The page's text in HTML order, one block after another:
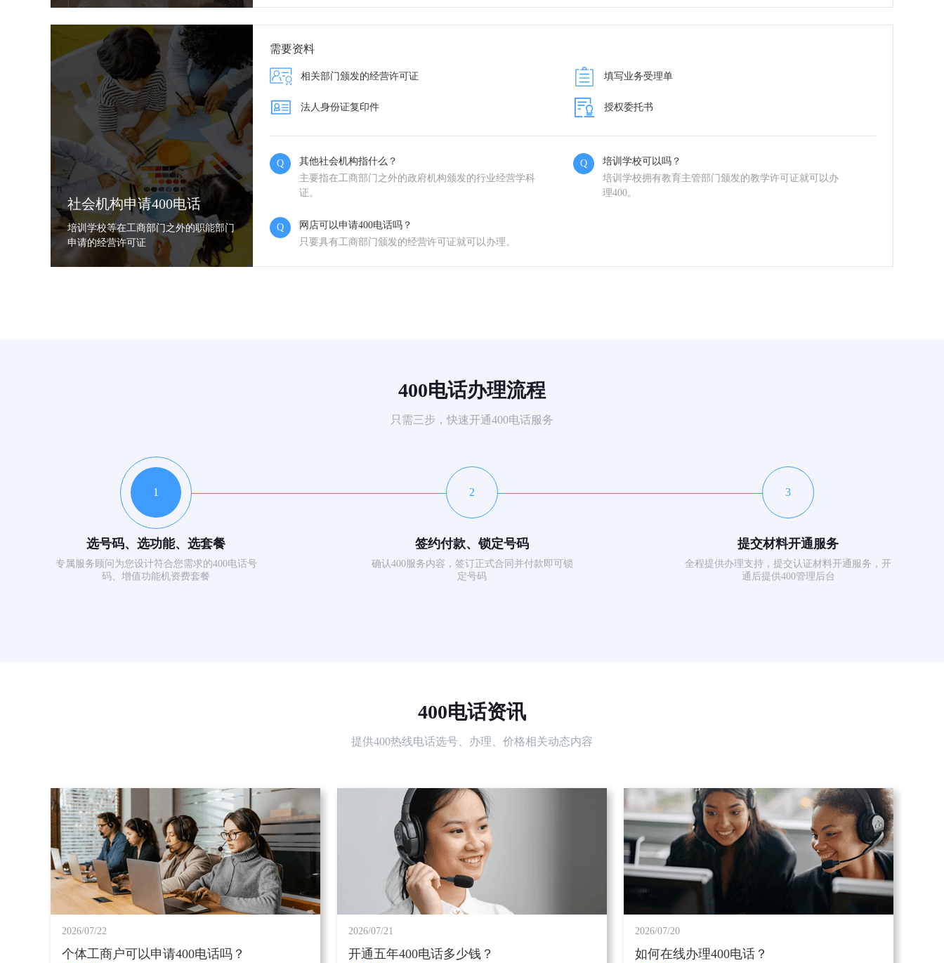
社会机构申请400电话
培训学校等在工商部门之外的职能部门
申请的经营许可证
需要资料
相关部门颁发的经营许可证 填写业务受理单
法人身份证复印件 授权委托书
Q
其他社会机构指什么？
主要指在工商部门之外的政府机构颁发的行业经营学科
证。
Q
培训学校可以吗？
培训学校拥有教育主管部门颁发的教学许可证就可以办
理400。
Q
网店可以申请400电话吗？
只要具有工商部门颁发的经营许可证就可以办理。
400电话办理流程
只需三步，快速开通400电话服务
1
选号码、选功能、选套餐
专属服务顾问为您设计符合您需求的400电话号
码、增值功能机资费套餐
2
签约付款、锁定号码
确认400服务内容，签订正式合同并付款即可锁
定号码
3
提交材料开通服务
全程提供办理支持，提交认证材料开通服务，开
通后提供400管理后台
400电话资讯
提供400热线电话选号、办理、价格相关动态内容
2026/07/22
个体工商户可以申请400电话吗？
2026/07/21
开通五年400电话多少钱？
2026/07/20
如何在线办理400电话？